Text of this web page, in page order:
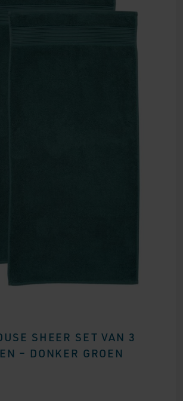
SHEER SET VAN 3
– DONKER GROEN